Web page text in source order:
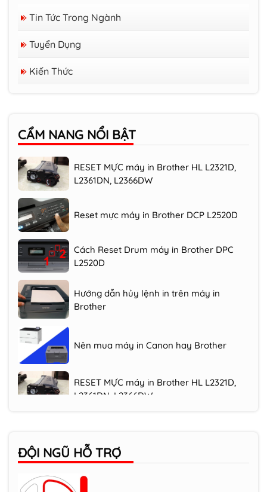
Tin Tức Trong Ngành
Tuyển Dụng
Kiến Thức
CẨM NANG NỔI BẬT
L2361DN, L2366DW
L2520D
Brother
L2361DN, L2366DW
Cách Reset Drum máy in Brother DPC
L2520D
ĐỘI NGŨ HỖ TRỢ